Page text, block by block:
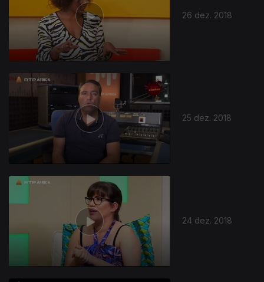
26 dez. 2018
25 dez. 2018
24 dez. 2018